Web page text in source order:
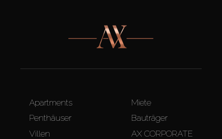
Apartments
Penthäuser
Villen
Miete
Bauträger
AX CORPORATE